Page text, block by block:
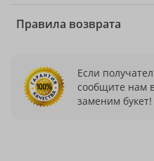
Правила возврата
Если
сообщите нам
заменим букет!